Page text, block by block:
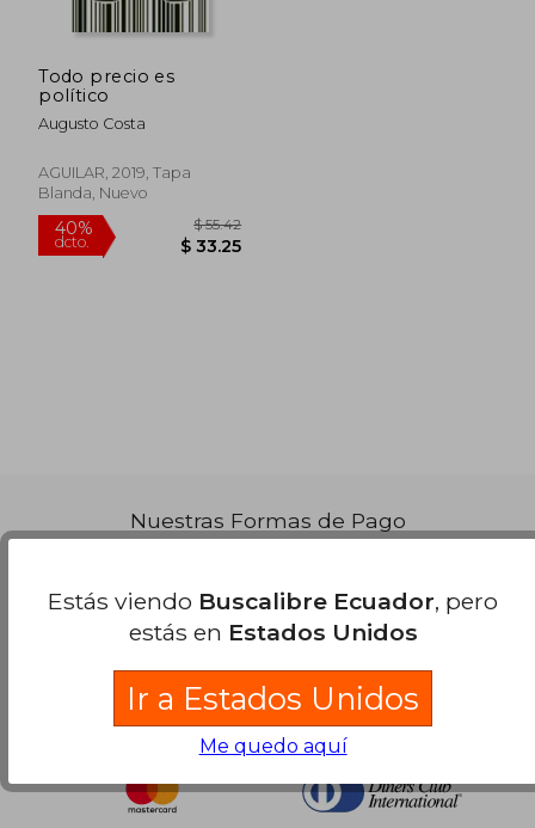
Todo precio es
político
Augusto Costa
AGUILAR, 2019, Tapa
Blanda, Nuevo
Nuestras Formas de Pago
Estás viendo Buscalibre Ecuador, pero
estás en Estados Unidos
Ir a Estados Unidos
Me quedo aquí